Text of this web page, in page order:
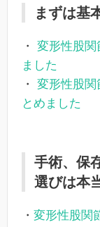
まずは基
・ 変形性股関
ました
・ 変形性股関
とめました
手術、保
選びは本
・ 変形性股関